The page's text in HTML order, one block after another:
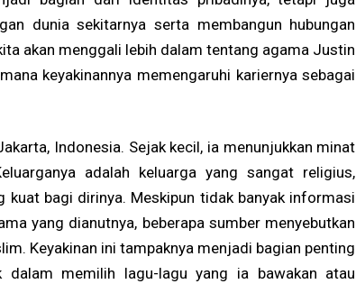
dunia sekitarnya serta membangun hubungan
akan menggali lebih dalam tentang agama Justin
keyakinannya memengaruhi kariernya sebagai
Indonesia. Sejak kecil, ia menunjukkan minat
adalah keluarga yang sangat religius,
bagi dirinya. Meskipun tidak banyak informasi
yang dianutnya, beberapa sumber menyebutkan
Keyakinan ini tampaknya menjadi bagian penting
dalam memilih lagu-lagu yang ia bawakan atau